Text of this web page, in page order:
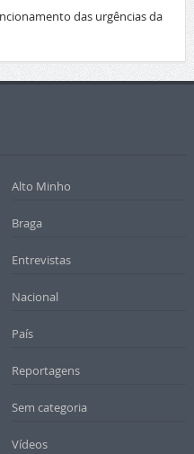
das urgências da
Alto Minho
Braga
Entrevistas
Nacional
País
Reportagens
Sem categoria
Vídeos